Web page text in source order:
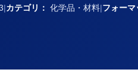
|カテゴリ： 化学品・材料|フォーマ